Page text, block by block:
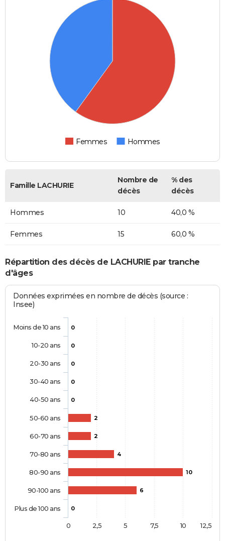
Femmes Hommes
Famille LACHURIE
Nombre de
décès
% des
décès
Hommes 10 40,0 %
Femmes 15 60,0 %
Répartition des décès de LACHURIE par tranche
d'âges
Données exprimées en nombre de décès (source :
Insee)
0
0
0
0
0
2
2
4
10
6
0
Moins de 10 ans
10-20 ans
20-30 ans
30-40 ans
40-50 ans
50-60 ans
60-70 ans
70-80 ans
80-90 ans
90-100 ans
Plus de 100 ans
0 10
2,5 5 7,5 12,5